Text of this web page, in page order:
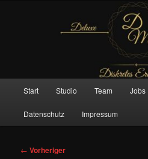
Deluxe Massagen
Start Studio Team Jobs
Datenschutz Impressum
Beitragsnavigation
← Vorheriger